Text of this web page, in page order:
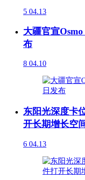
5 04.13
大疆官宣
布
8 04.10
东阳光深度卡
开长期增长空
6 04.13